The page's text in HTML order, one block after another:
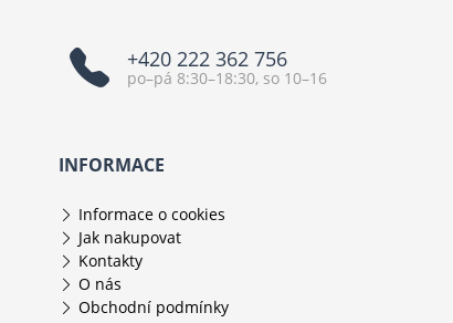
+420 222 362 756
po–pá 8:30–18:30, so 10–16
INFORMACE
Informace o cookies
Jak nakupovat
Kontakty
O nás
Obchodní podmínky